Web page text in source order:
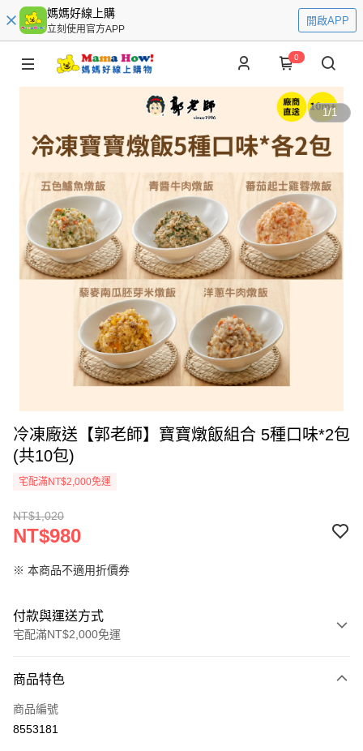
媽媽好線上購
立刻使用官方APP
開啟APP
0
1/1
冷凍廠送【郭老師】寶寶燉飯組合 5種口味*2包
(共10包)
宅配滿NT$2,000免運
NT$1,020
NT$980
※ 本商品不適用折價券
付款與運送方式
宅配滿NT$2,000免運
信用卡一次付款
LINE Pay
商品特色
商品編號
8553181